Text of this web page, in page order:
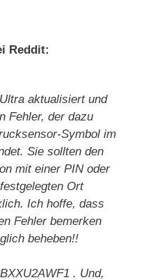
Reddit:
aktualisiert und
Fehler, der dazu
Symbol im
Sie sollten den
mit einer PIN oder
Ort
Ich hoffe, dass
Fehler bemerken
beheben!!
. Und,